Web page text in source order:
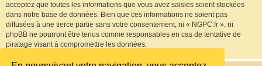
acceptez que toutes les informations que vous avez saisies soient stockées
dans notre base de données. Bien que ces informations ne soient pas
diffusées à une tierce partie sans votre consentement, ni « NGPC.fr », ni
phpBB ne pourront être tenus comme responsables en cas de tentative de
piratage visant à compromettre les données.